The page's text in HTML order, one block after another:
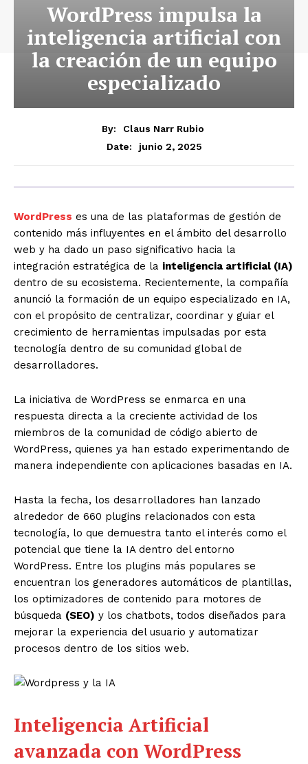
WordPress impulsa la
inteligencia artificial con
la creación de un equipo
especializado
By:
Claus Narr Rubio
Date:
junio 2, 2025
WordPress es una de las plataformas de gestión de
contenido más influyentes en el ámbito del desarrollo
web y ha dado un paso significativo hacia la
integración estratégica de la inteligencia artificial (IA)
dentro de su ecosistema. Recientemente, la compañía
anunció la formación de un equipo especializado en IA,
con el propósito de centralizar, coordinar y guiar el
crecimiento de herramientas impulsadas por esta
tecnología dentro de su comunidad global de
desarrolladores.
La iniciativa de WordPress se enmarca en una
respuesta directa a la creciente actividad de los
miembros de la comunidad de código abierto de
WordPress, quienes ya han estado experimentando de
manera independiente con aplicaciones basadas en IA.
Hasta la fecha, los desarrolladores han lanzado
alrededor de 660 plugins relacionados con esta
tecnología, lo que demuestra tanto el interés como el
potencial que tiene la IA dentro del entorno
WordPress. Entre los plugins más populares se
encuentran los generadores automáticos de plantillas,
los optimizadores de contenido para motores de
búsqueda (SEO) y los chatbots, todos diseñados para
mejorar la experiencia del usuario y automatizar
procesos dentro de los sitios web.
Inteligencia Artificial
avanzada con WordPress